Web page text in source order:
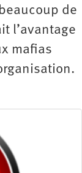
de
l’avantage
mafias